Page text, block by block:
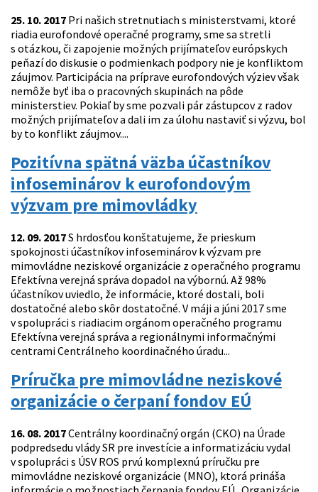
25. 10. 2017 Pri našich stretnutiach s ministerstvami, ktoré
riadia eurofondové operačné programy, sme sa stretli
s otázkou, či zapojenie možných prijímateľov európskych
peňazí do diskusie o podmienkach podpory nie je konfliktom
záujmov. Participácia na príprave eurofondových výziev však
nemôže byť iba o pracovných skupinách na pôde
ministerstiev. Pokiaľ by sme pozvali pár zástupcov z radov
možných prijímateľov a dali im za úlohu nastaviť si výzvu, bol
by to konflikt záujmov....
Pozitívna spätná väzba účastníkov
infoseminárov k eurofondovým
výzvam pre mimovládky
12. 09. 2017S hrdosťou konštatujeme, že prieskum
spokojnosti účastníkov infoseminárov k výzvam pre
mimovládne neziskové organizácie z operačného programu
Efektívna verejná správa dopadol na výbornú. Až 98%
účastníkov uviedlo, že informácie, ktoré dostali, boli
dostatočné alebo skôr dostatočné. V máji a júni 2017 sme
v spolupráci s riadiacim orgánom operačného programu
Efektívna verejná správa a regionálnymi informačnými
centrami Centrálneho koordinačného úradu...
Príručka pre mimovládne neziskové
organizácie o čerpaní fondov EÚ
16. 08. 2017Centrálny koordinačný orgán (CKO) na Úrade
podpredsedu vlády SR pre investície a informatizáciu vydal
v spolupráci s ÚSV ROS prvú komplexnú príručku pre
mimovládne neziskové organizácie (MNO), ktorá prináša